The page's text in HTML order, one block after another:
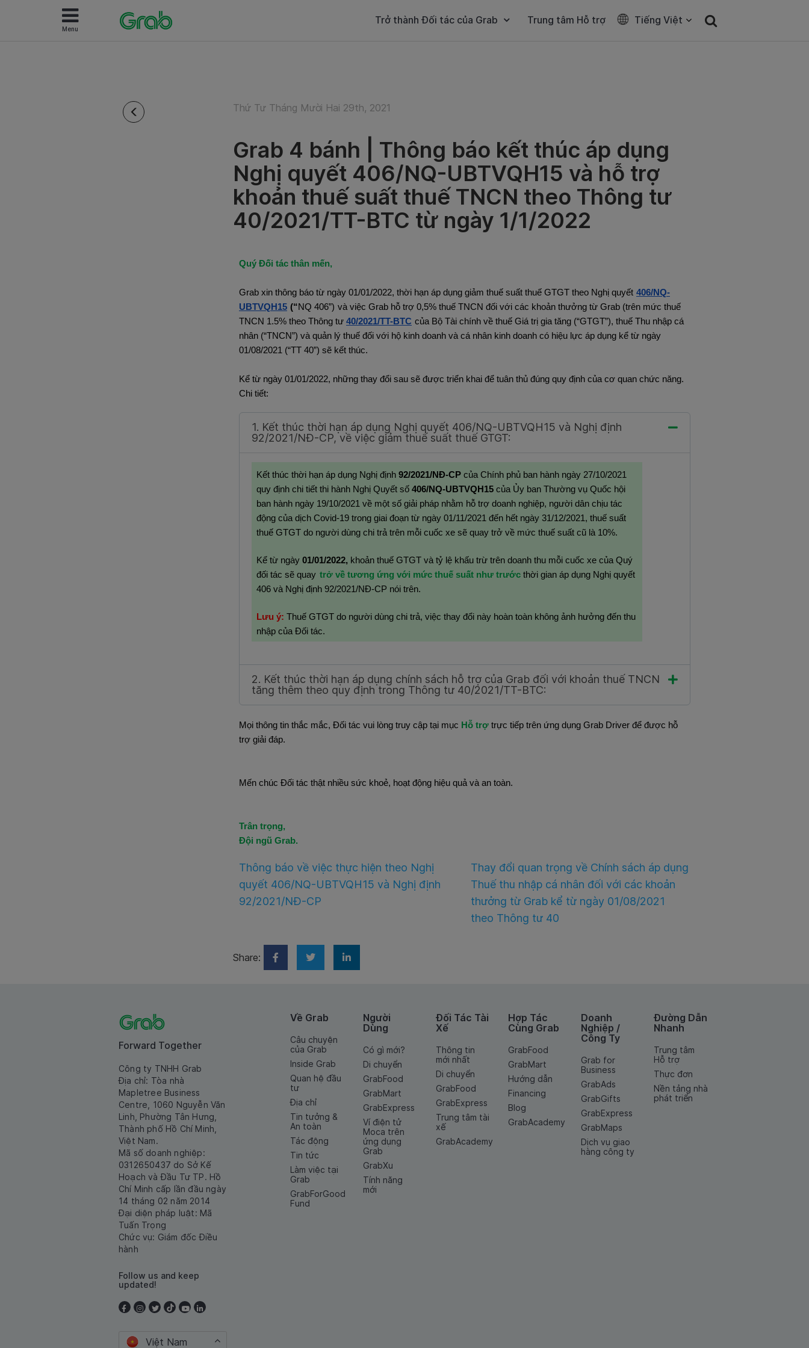
Menu
Trở thành Đối tác của Grab Trung tâm Hỗ trợ Tiếng Việt
Thứ Tư Tháng Mười Hai 29th, 2021
Grab 4 bánh | Thông báo kết thúc áp dụng
Nghị quyết 406/NQ-UBTVQH15 và hỗ trợ
khoản thuế suất thuế TNCN theo Thông tư
40/2021/TT-BTC từ ngày 1/1/2022
Quý Đối tác thân mến,
Grab xin thông báo từ ngày 01/01/2022, thời hạn áp dụng giảm thuế suất thuế GTGT theo Nghị quyết 406/NQ-
UBTVQH15 (“NQ 406”) và việc Grab hỗ trợ 0,5% thuế TNCN đối với các khoản thưởng từ Grab (trên mức thuế
TNCN 1.5% theo Thông tư 40/2021/TT-BTC của Bộ Tài chính về thuế Giá trị gia tăng (“GTGT”), thuế Thu nhập cá
nhân (“TNCN”) và quản lý thuế đối với hộ kinh doanh và cá nhân kinh doanh có hiệu lực áp dụng kể từ ngày
01/08/2021 (“TT 40”) sẽ kết thúc.
Kể từ ngày 01/01/2022, những thay đổi sau sẽ được triển khai để tuân thủ đúng quy định của cơ quan chức năng.
Chi tiết:
1. Kết thúc thời hạn áp dụng Nghị quyết 406/NQ-UBTVQH15 và Nghị định
92/2021/NĐ-CP, về việc giảm thuế suất thuế GTGT:
Kết thúc thời hạn áp dụng Nghị định 92/2021/NĐ-CPcủa Chính phủ ban hành ngày 27/10/2021
quy định chi tiết thi hành Nghị Quyết số406/NQ-UBTVQH15của Ủy ban Thường vụ Quốc hội
ban hành ngày 19/10/2021 về một số giải pháp nhằm hỗ trợ doanh nghiệp, người dân chịu tác
động của dịch Covid-19 trong giai đoạn từ ngày 01/11/2021 đến hết ngày 31/12/2021, thuế suất
thuế GTGT do người dùng chi trả trên mỗi cuốc xe sẽ quay trở về mức thuế suất cũ là 10%.
Kể từ ngày 01/01/2022, khoản thuế GTGT và tỷ lệ khấu trừ trên doanh thu mỗi cuốc xe của Quý
đối tác sẽ quay trở về tương ứng với mức thuế suất như trướcthời gian áp dụng Nghị quyết
406 và Nghị định 92/2021/NĐ-CP nói trên.
Lưu ý: Thuế GTGT do người dùng chi trả, việc thay đổi này hoàn toàn không ảnh hưởng đến thu
nhập của Đối tác.
2. Kết thúc thời hạn áp dụng chính sách hỗ trợ của Grab đối với khoản thuế TNCN
tăng thêm theo quy định trong Thông tư 40/2021/TT-BTC:
Mọi thông tin thắc mắc, Đối tác vui lòng truy cập tại mục Hỗ trợ trực tiếp trên ứng dụng Grab Driver để được hỗ
trợ giải đáp.
Mến chúc Đối tác thật nhiều sức khoẻ, hoạt động hiệu quả và an toàn.
Trân trọng,
Đội ngũ Grab.
Thông báo về việc thực hiện theo Nghị
quyết 406/NQ-UBTVQH15 và Nghị định
92/2021/NĐ-CP
Thay đổi quan trọng về Chính sách áp dụng
Thuế thu nhập cá nhân đối với các khoản
thưởng từ Grab kể từ ngày 01/08/2021
theo Thông tư 40
Share:
Forward Together
Công ty TNHH Grab
Địa chỉ: Tòa nhà
Mapletree Business
Centre, 1060 Nguyễn Văn
Linh, Phường Tân Hưng,
Thành phố Hồ Chí Minh,
Việt Nam.
Mã số doanh nghiệp:
0312650437 do Sở Kế
Hoạch và Đầu Tư TP. Hồ
Chí Minh cấp lần đầu ngày
14 tháng 02 năm 2014
Đại diện pháp luật: Mã
Tuấn Trọng
Chức vụ: Giám đốc Điều
hành
Follow us and keep
updated!
Việt Nam
Về Grab
Câu chuyện
của Grab
Inside Grab
Quan hệ đầu
tư
Địa chỉ
Tin tưởng &
An toàn
Tác động
Tin tức
Làm việc tại
Grab
GrabForGood
Fund
Người
Dùng
Có gì mới?
Di chuyển
GrabFood
GrabMart
GrabExpress
Ví điện tử
Moca trên
ứng dụng
Grab
GrabXu
Tính năng
mới
Đối Tác Tài
Xế
Thông tin
mới nhất
Di chuyển
GrabFood
GrabExpress
Trung tâm tài
xế
GrabAcademy
Hợp Tác
Cùng Grab
GrabFood
GrabMart
Hướng dẫn
Financing
Blog
GrabAcademy
Doanh
Nghiệp /
Công Ty
Grab for
Business
GrabAds
GrabGifts
GrabExpress
GrabMaps
Dịch vụ giao
hàng công ty
Đường Dẫn
Nhanh
Trung tâm
Hỗ trợ
Thực đơn
Nền tảng nhà
phát triển